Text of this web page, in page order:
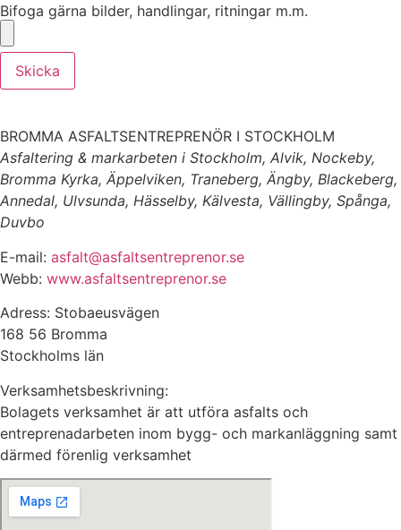
Bifoga gärna bilder, handlingar, ritningar m.m.
Skicka
BROMMA ASFALTSENTREPRENÖR I STOCKHOLM
Asfaltering & markarbeten i Stockholm, Alvik, Nockeby,
Bromma Kyrka, Äppelviken, Traneberg, Ängby, Blackeberg,
Annedal, Ulvsunda, Hässelby, Kälvesta, Vällingby, Spånga,
Duvbo
E-mail: asfalt@asfaltsentreprenor.se
Webb: www.asfaltsentreprenor.se
Adress: Stobaeusvägen
168 56 Bromma
Stockholms län
Verksamhetsbeskrivning:
Bolagets verksamhet är att utföra asfalts och
entreprenadarbeten inom bygg- och markanläggning samt
därmed förenlig verksamhet